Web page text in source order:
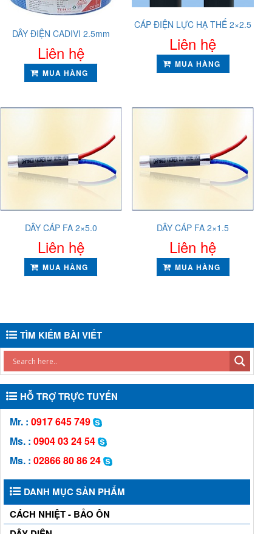
DÂY ĐIỆN CADIVI 2.5mm
Liên hệ
MUA HÀNG
CÁP ĐIỆN LỰC HẠ THẾ 2×2.5
Liên hệ
MUA HÀNG
DÂY CÁP FA 2×5.0
Liên hệ
MUA HÀNG
DÂY CÁP FA 2×1.5
Liên hệ
MUA HÀNG
TÌM KIẾM BÀI VIẾT
HỖ TRỢ TRỰC TUYẾN
Mr. : 0917 645 749
Ms. : 0904 03 24 54
Ms. : 02866 80 86 24
DANH MỤC SẢN PHẨM
CÁCH NHIỆT - BẢO ÔN